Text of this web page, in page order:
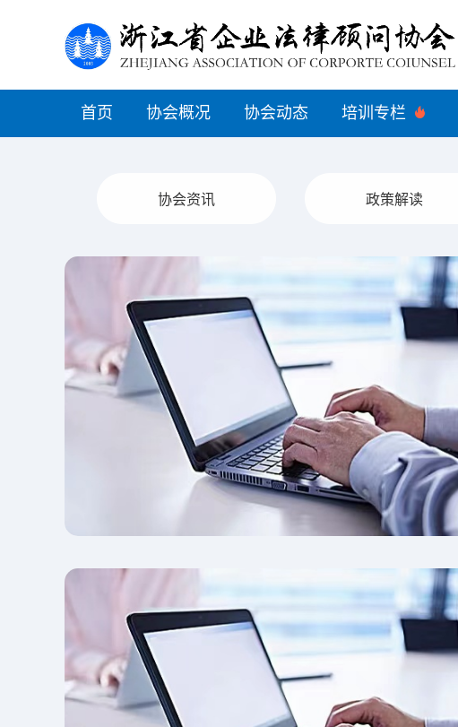
首页 协会概况 协会动态 培训专栏
协会资讯 政策解读